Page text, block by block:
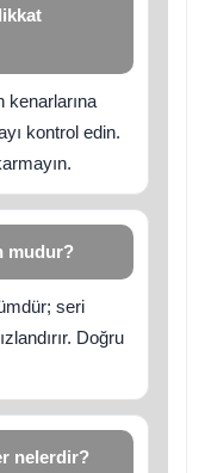
kenarlarına
kontrol edin.
mudur?
seri
Doğru
nelerdir?